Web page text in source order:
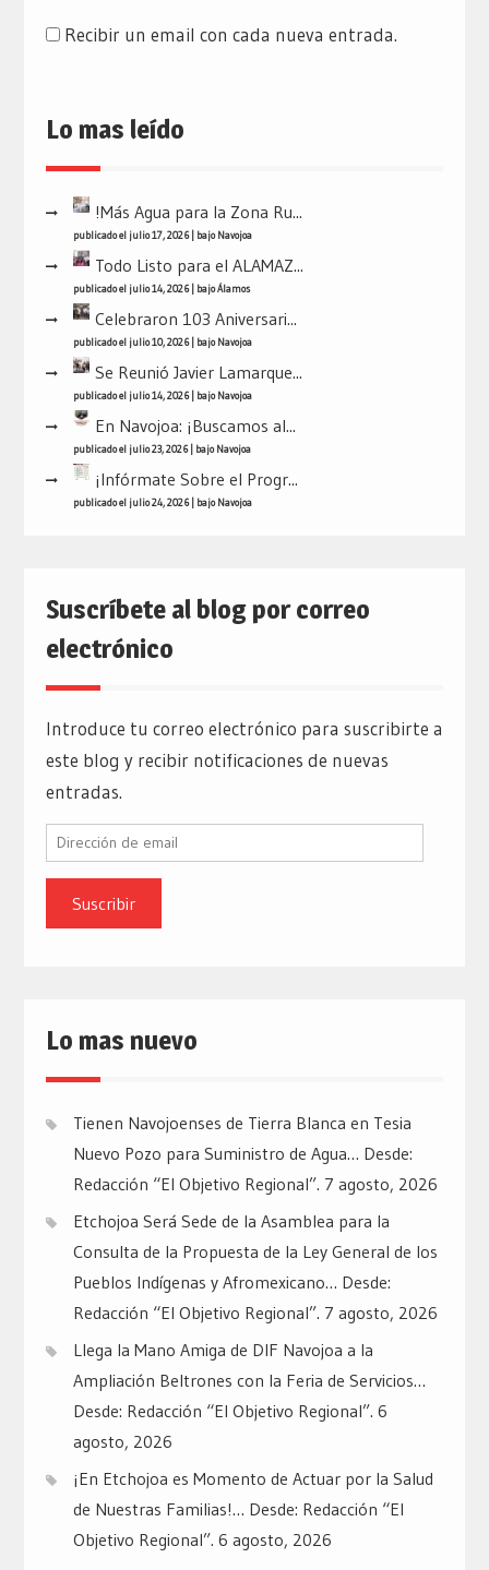
Recibir un email con cada nueva entrada.
Lo mas leído
!Más Agua para la Zona Ru...
publicado el julio 17, 2026| bajo Navojoa
Todo Listo para el ALAMAZ...
publicado el julio 14, 2026| bajoÁlamos
Celebraron 103 Aniversari...
publicado el julio 10, 2026| bajo Navojoa
Se Reunió Javier Lamarque...
publicado el julio 14, 2026| bajo Navojoa
En Navojoa: ¡Buscamos al...
publicado el julio 23, 2026| bajo Navojoa
¡Infórmate Sobre el Progr...
publicado el julio 24, 2026| bajo Navojoa
Suscríbete al blog por correo
electrónico
Introduce tu correo electrónico para suscribirte a
este blog y recibir notificaciones de nuevas
entradas.
Dirección
email
Lo mas nuevo
Tienen Navojoenses de Tierra Blanca en Tesia
Nuevo Pozo para Suministro de Agua… Desde:
Redacción “El Objetivo Regional”. 7 agosto, 2026
Etchojoa Será Sede de la Asamblea para la
Consulta de la Propuesta de la Ley General de los
Pueblos Indígenas y Afromexicano… Desde:
Redacción “El Objetivo Regional”. 7 agosto, 2026
Llega la Mano Amiga de DIF Navojoa a la
Ampliación Beltrones con la Feria de Servicios…
Desde: Redacción “El Objetivo Regional”. 6
agosto, 2026
¡En Etchojoa es Momento de Actuar por la Salud
de Nuestras Familias!… Desde: Redacción “El
Objetivo Regional”. 6 agosto, 2026